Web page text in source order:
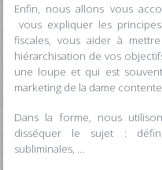
Enfin, nous allons vous
vous expliquer les
fiscales, vous aider à
hiérarchisation de vos
une loupe et qui est
marketing de la dame
Dans la forme, nous
disséquer le sujet :
subliminales, …